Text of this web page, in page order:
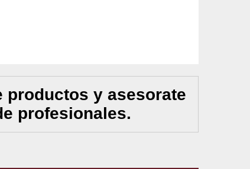
productos y asesorate
profesionales.